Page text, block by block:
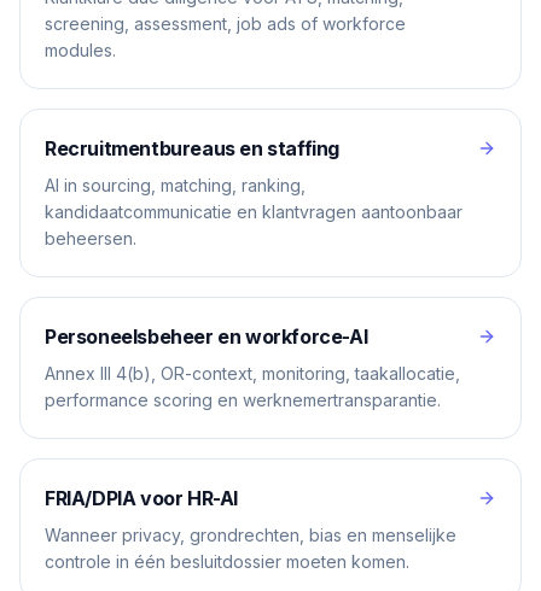
screening, assessment, job ads of workforce
modules.
Recruitmentbureaus en staffing
AI in sourcing, matching, ranking,
kandidaatcommunicatie en klantvragen aantoonbaar
beheersen.
Personeelsbeheer en workforce-AI
Annex III 4(b), OR-context, monitoring, taakallocatie,
performance scoring en werknemertransparantie.
FRIA/DPIA voor HR-AI
Wanneer privacy, grondrechten, bias en menselijke
controle in één besluitdossier moeten komen.